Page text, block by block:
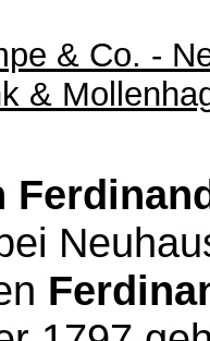
& Co. -
&